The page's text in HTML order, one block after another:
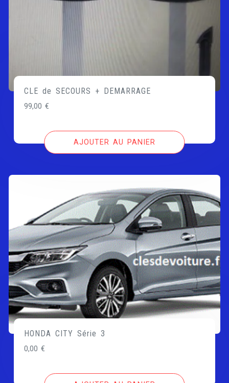
CLE de SECOURS + DEMARRAGE
99,00€
AJOUTER AU PANIER
HONDA CITY Série 3
0,00€